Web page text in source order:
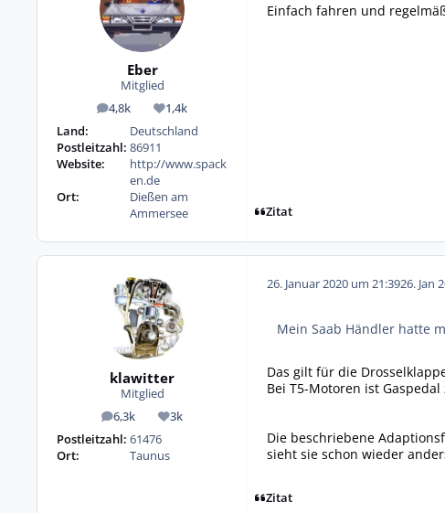
Eber
Mitglied
4,8k
Beiträge 1,4k
Reputation
Land:
Deutschland
Postleitzahl: 86911
Website:
http://www.spack
en.de
Ort:
Dießen am
Ammersee
Einfach fahren und
Zitat
klawitter
Mitglied
6,3k
Beiträge 3k
Reputation
Postleitzahl: 61476
Ort:
Taunus
26. Januar 2020 um 21:3926. Jan
Mein Saab Händler hatte
Das gilt für die
Bei T5-Motoren ist
Die beschriebene
sieht sie schon wieder
Zitat